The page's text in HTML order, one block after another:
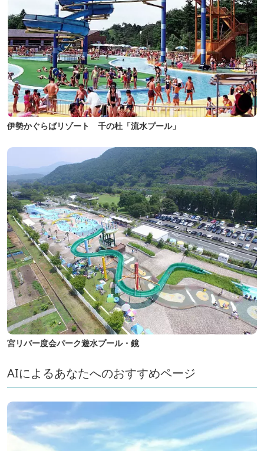
伊勢かぐらばリゾート 千の杜「流水プール」
宮リバー度会パーク遊水プール・鏡
AIによるあなたへのおすすめページ